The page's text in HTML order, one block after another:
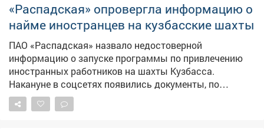
эксплуатацию ленточных конвейеров на 3 суток. На
шахте "Байкаимская" запретили эксплуатацию
приостановили работу монорельсового пути и
конвейера из-за травмирования работника –
материалы переданы в суд. Ростехнадзор
продолжает контролировать соблюдение требований
безопасности.
«Распадская» опровергла информацию о
найме иностранцев на кузбасские шахты
ПАО «Распадская» назвало недостоверной
информацию о запуске программы по привлечению
иностранных работников на шахты Кузбасса.
Накануне в соцсетях появились документы, по
которым якобы начата кампания по найму граждан
Кыргызстана, Армении и Казахстана, в том числе на